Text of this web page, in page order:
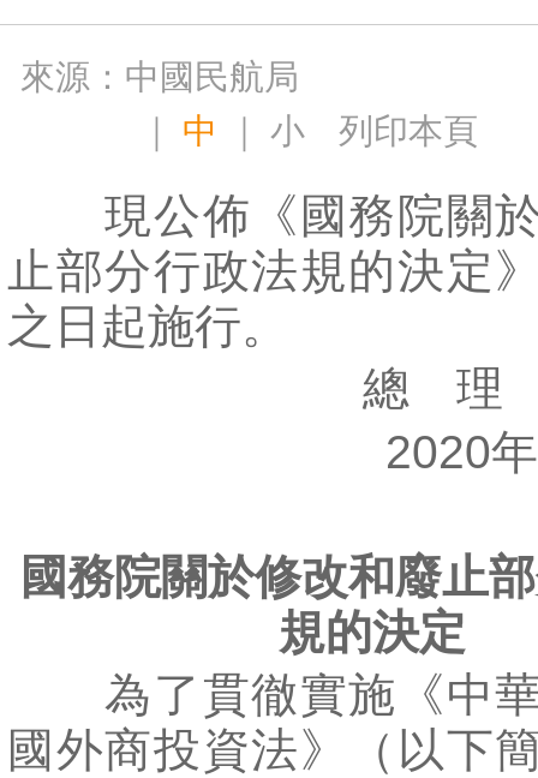
來源：中國民航局
｜ 中 ｜小 列印本頁
現公佈《國務院關於
止部分行政法規的決定
之日起施行。
總 理
2020年
國務院關於修改和廢止
規的決定
為了貫徹實施《中華
國外商投資法》（以下